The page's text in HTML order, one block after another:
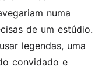
numa
de um estúdio.
legendas, uma
convidado e